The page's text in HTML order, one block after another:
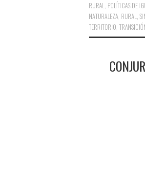
RURAL POLÍTICAS DE
NATURALEZA RURAL
TERRITORIO